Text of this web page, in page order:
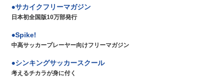
サカイクフリーマガジン
日本初全国版10万部発行
Spike!
中高サッカープレーヤー向けフリーマガジン
シンキングサッカースクール
考えるチカラが身に付く